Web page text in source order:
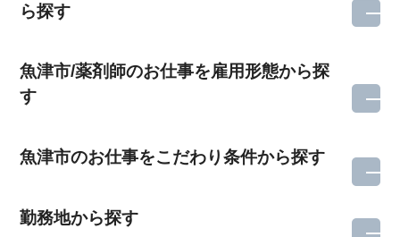
ら探す
魚津市/薬剤師のお仕事を雇用形態から探
す
魚津市のお仕事をこだわり条件から探す
勤務地から探す